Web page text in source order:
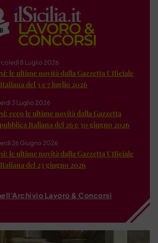
8 Luglio 2026
le ultime novità dalla Gazzetta Ufficiale
del 3 e 7 luglio 2026
3 Luglio 2026
ecco le ultime novità dalla Gazzetta
Italiana del 26 e 30 giugno 2026
26 Giugno 2026
le ultime novità dalla Gazzetta Ufficiale
del 23 giugno 2026
Lavoro & Concorsi